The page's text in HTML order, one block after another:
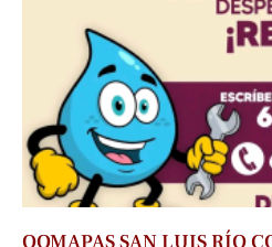
OOMAPAS SAN LUIS RÍO